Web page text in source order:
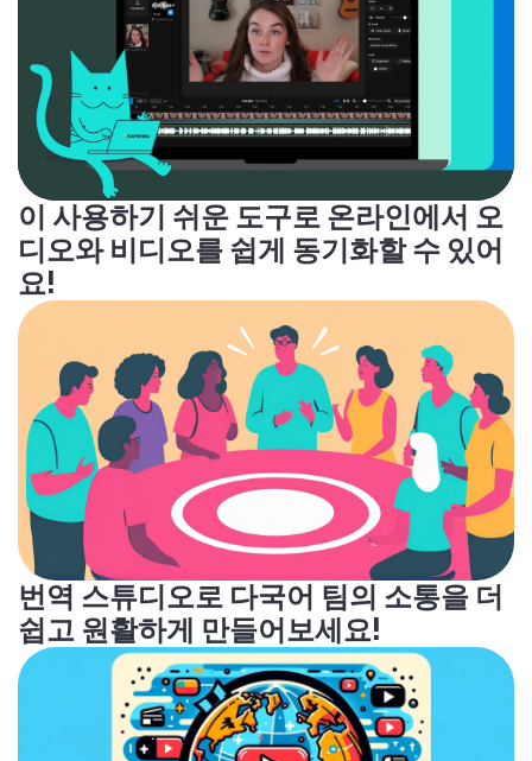
이 사용하기 쉬운 도구로 온라인에서 오
디오와 비디오를 쉽게 동기화할 수 있어
요!
번역 스튜디오로 다국어 팀의 소통을 더
쉽고 원활하게 만들어보세요!